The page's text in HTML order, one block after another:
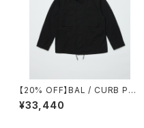
【20% OFF】BAL / CURB PO
CKET FIELD JACKET
¥33,440